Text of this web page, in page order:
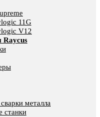
11G
V12
Raycus
металла
станки